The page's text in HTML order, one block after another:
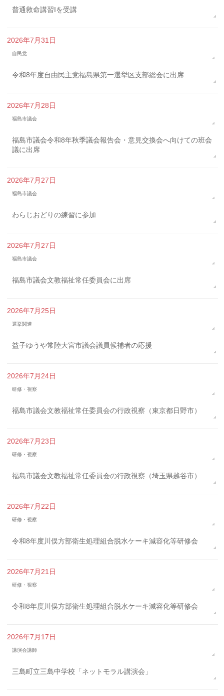
普通救命講習Iを受講
2026年7月31日
自民党
令和8年度自由民主党福島県第一選挙区支部総会に出席
2026年7月28日
福島市議会
福島市議会令和8年秋季議会報告会・意見交換会へ向けての班会
議に出席
2026年7月27日
福島市議会
わらじおどりの練習に参加
2026年7月27日
福島市議会
福島市議会文教福祉常任委員会に出席
2026年7月25日
選挙関連
益子ゆうや常陸大宮市議会議員候補者の応援
2026年7月24日
研修・視察
福島市議会文教福祉常任委員会の行政視察（東京都日野市）
2026年7月23日
研修・視察
福島市議会文教福祉常任委員会の行政視察（埼玉県越谷市）
2026年7月22日
研修・視察
令和8年度川俣方部衛生処理組合脱水ケーキ減容化等研修会
2026年7月21日
研修・視察
令和8年度川俣方部衛生処理組合脱水ケーキ減容化等研修会
2026年7月17日
講演会講師
三島町立三島中学校「ネットモラル講演会」